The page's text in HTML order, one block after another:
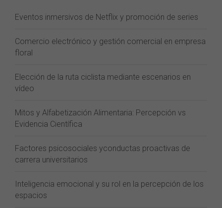
Eventos inmersivos de Netflix y promoción de series
Comercio electrónico y gestión comercial en empresa
floral
Elección de la ruta ciclista mediante escenarios en
vídeo
Mitos y Alfabetización Alimentaria: Percepción vs
Evidencia Científica
Factores psicosociales yconductas proactivas de
carrera universitarios
Inteligencia emocional y su rol en la percepción de los
espacios